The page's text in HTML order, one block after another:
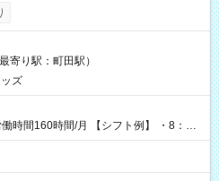
働いたその日に現金GET♪ お仕事後はコ
落とせます！ 【試用期間】試
寄り駅：町田駅）
ズ
/月 【シフト例】 ・8：00